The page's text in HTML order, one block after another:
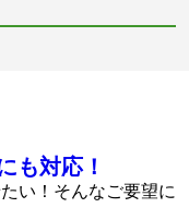
も対応！
い！そんなご要望に